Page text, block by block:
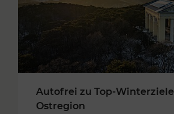
Autofrei zu Top-
Ostregion